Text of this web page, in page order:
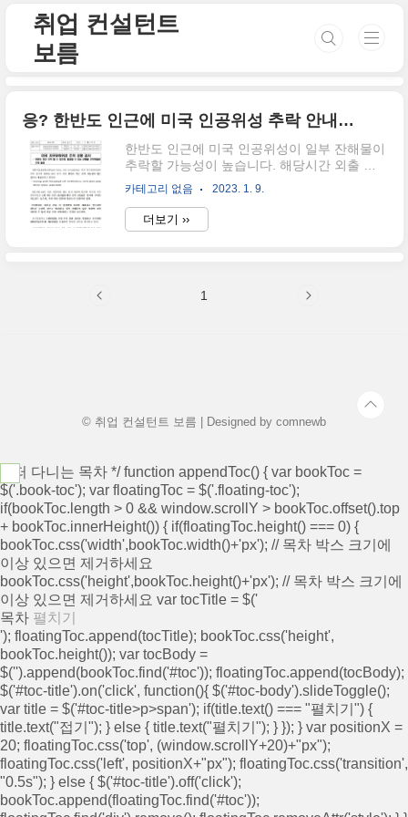
취업 컨설턴트
보름
응? 한반도 인근에 미국 인공위성 추락 안내문자?
한반도 인근에 미국 인공위성이 일부 잔해물이
추락할 가능성이 높습니다. 해당시간 외출 시
유의하여 주시길 바랍니다.라는 문자 혹시 받
으셨나요? 저는 이런 재난문자는 사실 처음 받
아보는 듯싶은데요. 이 문자가 왜 발송되었고,
누가 발송되었는지 정리해 보겠습니다. 발신자
관위성인 지구복사수지위성이 오후 12시~1시
카테고리 없음 2023. 1. 9.
더보기 ››
1
© 취업 컨설턴트 보름 | Designed by comnewb
/* 떠 다니는 목차 */ function appendToc() { var bookToc =
$('.book-toc'); var floatingToc = $('.floating-toc');
if(bookToc.length > 0 && window.scrollY > bookToc.offset().top
+ bookToc.innerHeight()) { if(floatingToc.height() === 0) {
bookToc.css('width',bookToc.width()+'px'); // 목차 박스 크기에
이상 있으면 제거하세요
bookToc.css('height',bookToc.height()+'px'); // 목차 박스 크기에
이상 있으면 제거하세요 var tocTitle = $('
목차 펼치기
'); floatingToc.append(tocTitle); bookToc.css('height',
bookToc.height()); var tocBody =
$('').append(bookToc.find('#toc')); floatingToc.append(tocBody);
$('#toc-title').on('click', function(){ $('#toc-body').slideToggle();
var title = $('#toc-title>p>span'); if(title.text() === "펼치기") {
title.text("접기"); } else { title.text("펼치기"); } }); } var positionX =
20; floatingToc.css('top', (window.scrollY+20)+"px");
floatingToc.css('left', positionX+"px"); floatingToc.css('transition',
"0.5s"); } else { $('#toc-title').off('click');
bookToc.append(floatingToc.find('#toc'));